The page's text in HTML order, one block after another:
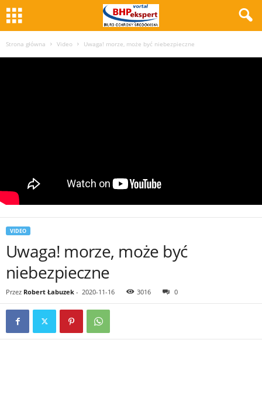
Strona główna Video Uwaga! morze, może być niebezpieczne
VIDEO
Uwaga! morze, może być
niebezpieczne
Przez Robert Łabuzek - 2020-11-16 3016 0